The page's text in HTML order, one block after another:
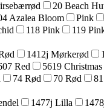
20 Beach
Azalea Bloom Pink
118 Pink 119
1412j Mørkerød
Red 5619
74 Rød 70 Rød
1477j Lilla